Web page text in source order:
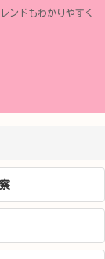
ンドもわかりやすく